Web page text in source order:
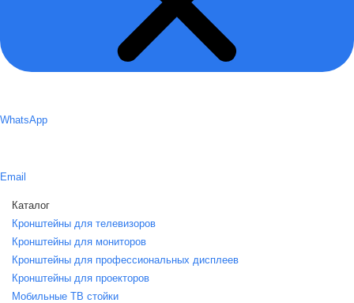
WhatsApp
Email
Каталог
Кронштейны для телевизоров
Кронштейны для мониторов
Кронштейны для профессиональных дисплеев
Кронштейны для проекторов
Мобильные ТВ стойки